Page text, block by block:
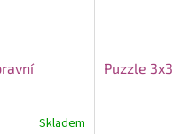
Skladem
Puzzle